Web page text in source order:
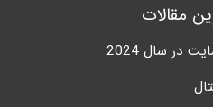
مقالات
در سال 2024